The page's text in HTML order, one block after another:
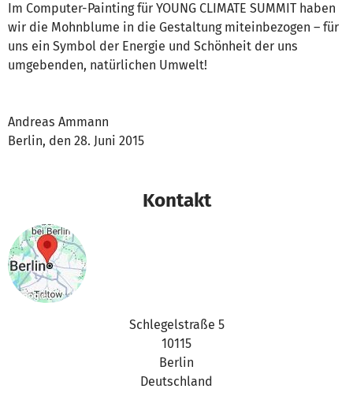
Im Computer-Painting für YOUNG CLIMATE SUMMIT haben
wir die Mohnblume in die Gestaltung miteinbezogen – für
uns ein Symbol der Energie und Schönheit der uns
umgebenden, natürlichen Umwelt!
Andreas Ammann
Berlin, den 28. Juni 2015
Kontakt
Schlegelstraße 5
10115
Berlin
Deutschland